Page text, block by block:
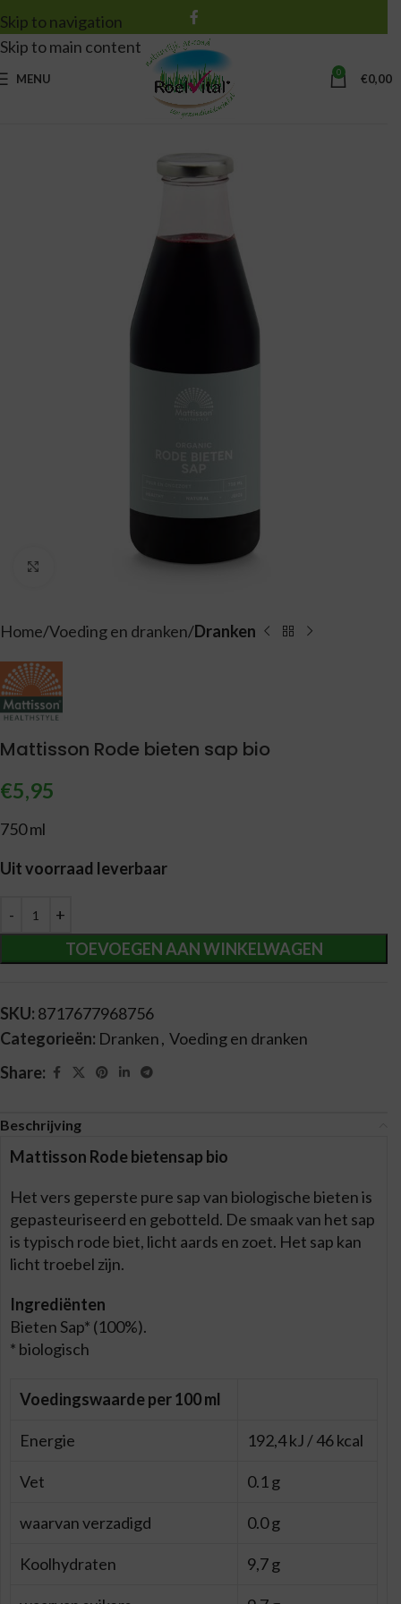
Skip to navigation
Skip to main content
MENU 0 €0,00
Home Voeding en dranken Dranken
Mattisson Rode bieten sap bio
€5,95
750 ml
Uit voorraad leverbaar
TOEVOEGEN AAN WINKELWAGEN
Alternative:
SKU: 8717677968756
Categorieën: Dranken, Voeding en dranken
Share:
Beschrijving
Mattisson Rode bietensap bio
Het vers geperste pure sap van biologische bieten is
gepasteuriseerd en gebotteld. De smaak van het sap
is typisch rode biet, licht aards en zoet. Het sap kan
licht troebel zijn.
Ingrediënten
Bieten Sap* (100%).
* biologisch
Voedingswaarde per 100 ml
Energie 192,4 kJ / 46 kcal
Vet 0.1 g
waarvan verzadigd 0.0 g
Koolhydraten 9,7 g